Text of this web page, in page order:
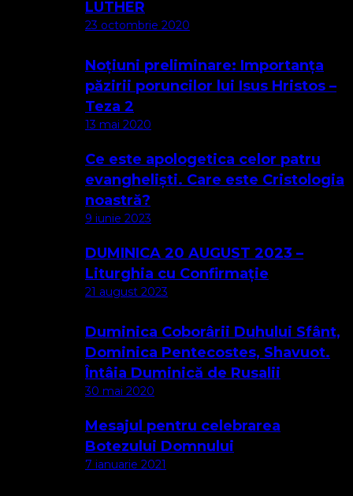
LUTHER
23 octombrie 2020
Noțiuni preliminare: Importanța
păzirii poruncilor lui Isus Hristos –
Teza 2
13 mai 2020
Ce este apologetica celor patru
evangheliști. Care este Cristologia
noastră?
9 iunie 2023
DUMINICA 20 AUGUST 2023 –
Liturghia cu Confirmație
21 august 2023
Duminica Coborârii Duhului Sfânt,
Dominica Pentecostes, Shavuot.
Întâia Duminică de Rusalii
30 mai 2020
Mesajul pentru celebrarea
Botezului Domnului
7 ianuarie 2021